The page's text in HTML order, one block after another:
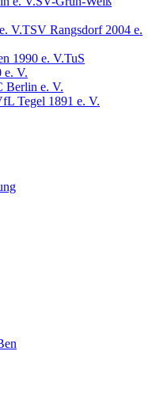
TSV Rangsdorf 2004 e.
TuS
e. V.
Berlin e. V.
Tegel 1891 e. V.